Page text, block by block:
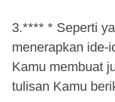
3.**** * Seperti
menerapkan ide-
Kamu membuat
tulisan Kamu